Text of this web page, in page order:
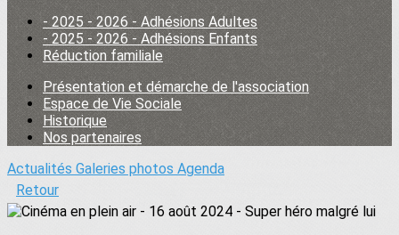
- 2025 - 2026 - Adhésions Adultes
- 2025 - 2026 - Adhésions Enfants
Réduction familiale
Présentation et démarche de l'association
Espace de Vie Sociale
Historique
Nos partenaires
Actualités Galeries photos Agenda
Retour